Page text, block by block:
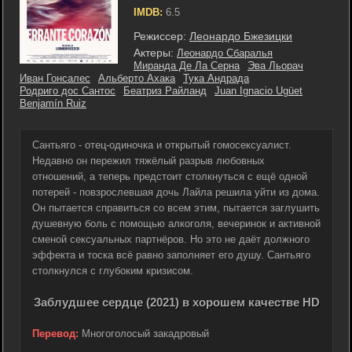
IMDB: 6.5
Режиссер: Леонардо Бжезицки
Актеры: Леонардо Сбаралья
Миранда Де Ла Серна
Эва Льорач
Иван Гонсалес
Альберто Ахака
Тука Андрада
Родриго дос Сантос
Беатриз Райланд
Juan Ignacio Ugüet
Benjamín Ruiz
Сантьяго - отец-одиночка и открытый гомосексуалист.
Недавно он пережил тяжёлый разрыв любовных
отношений, а теперь предстоит столкнуться с ещё одной
потерей - повзрослевшая дочь Лайла решила уйти из дома.
Он пытается справиться со всем этим, пытается заглушить
душевную боль с помощью алкоголя, вечеринок и активной
сменой сексуальных партнёров. Но это не даёт должного
эффекта и тоска всё равно заполняет его душу. Сантьяго
столкнулся с глубоким кризисом.
Заблудшее сердце (2021) в хорошем качестве HD
Перевод: Многоголосый закадровый